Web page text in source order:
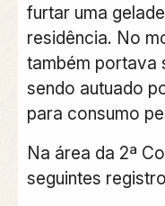
furtar uma
residência. No
também portava
sendo autuado
para consumo
Na área da 2ª
seguintes